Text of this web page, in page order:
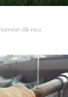
Iismeer-08-neu